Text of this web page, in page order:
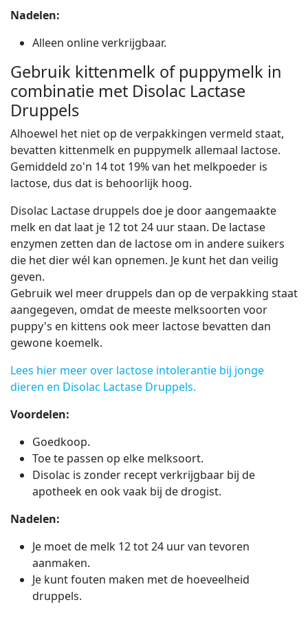
Nadelen:
Alleen online verkrijgbaar.
Gebruik kittenmelk of puppymelk in
combinatie met Disolac Lactase
Druppels
Alhoewel het niet op de verpakkingen vermeld staat,
bevatten kittenmelk en puppymelk allemaal lactose.
Gemiddeld zo'n 14 tot 19% van het melkpoeder is
lactose, dus dat is behoorlijk hoog.
Disolac Lactase druppels doe je door aangemaakte
melk en dat laat je 12 tot 24 uur staan. De lactase
enzymen zetten dan de lactose om in andere suikers
die het dier wél kan opnemen. Je kunt het dan veilig
geven.
Gebruik wel meer druppels dan op de verpakking staat
aangegeven, omdat de meeste melksoorten voor
puppy's en kittens ook meer lactose bevatten dan
gewone koemelk.
Lees hier meer over lactose intolerantie bij jonge
dieren en Disolac Lactase Druppels.
Voordelen:
Goedkoop.
Toe te passen op elke melksoort.
Disolac is zonder recept verkrijgbaar bij de
apotheek en ook vaak bij de drogist.
Nadelen:
Je moet de melk 12 tot 24 uur van tevoren
aanmaken.
Je kunt fouten maken met de hoeveelheid
druppels.